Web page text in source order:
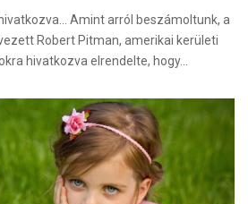
Amint arról beszámoltunk, a
Robert Pitman, amerikai kerületi
hivatkozva elrendelte, hogy…